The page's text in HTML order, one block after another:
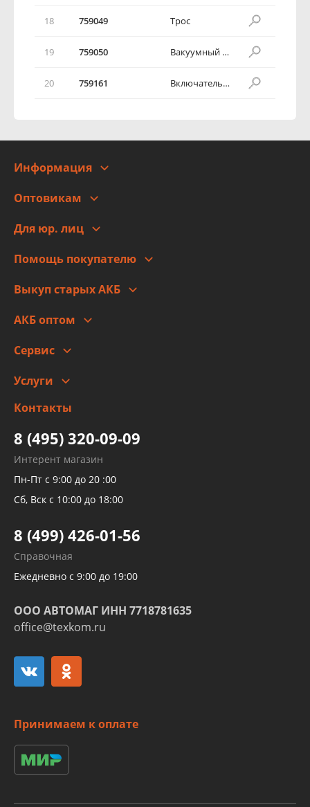
18 759049 Трос
19 759050 Вакуумный привод
20 759161 Включатель контроля
Информация
Адреса
Новости
Правовая информация
Оптовикам
Для юр. лиц
Помощь покупателю
Оплата
Гарантии и возврат
Выкуп старых АКБ
АКБ оптом
Сервис
Заправка кондиционера авто
Детейлинг
Услуги
высокого давления
Тормозных трубок
Рукавов гидроусилителей
Рукавов компрессоров и турбин
Трубок кондиционеров
Развертка пайка медных стальных
алюминиевых трубок и штуцеров
Контакты
8 (495) 320-09-09
Интерент магазин
Пн-Пт с 9:00 до 20 :00
Сб, Вск с 10:00 до 18:00
8 (499) 426-01-56
Справочная
Ежедневно с 9:00 до 19:00
ООО АВТОМАГ ИНН 7718781635
office@texkom.ru
Принимаем к оплате